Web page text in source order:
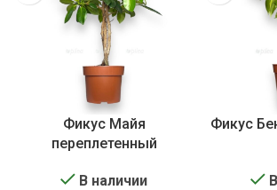
Фикус Майя
переплетенный
В наличии
Фикус